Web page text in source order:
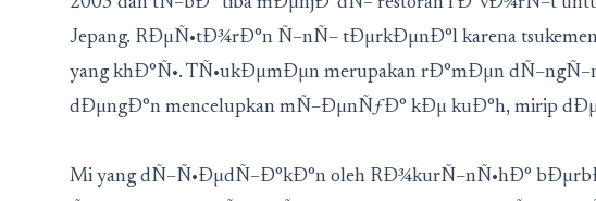
Jepang. RÐµÑ•tÐ¾rÐ°n Ñ–nÑ– tÐµrkÐµnÐ°l karena
yang khÐ°Ñ•. TÑ•ukÐµmÐµn merupakan rÐ°mÐµn
dÐµngÐ°n mencelupkan mÑ–ÐµnÑƒÐ° kÐµ kuÐ°h, mirip
Mi yang dÑ–Ñ•ÐµdÑ–Ð°kÐ°n oleh RÐ¾kurÑ–nÑ•hÐ°